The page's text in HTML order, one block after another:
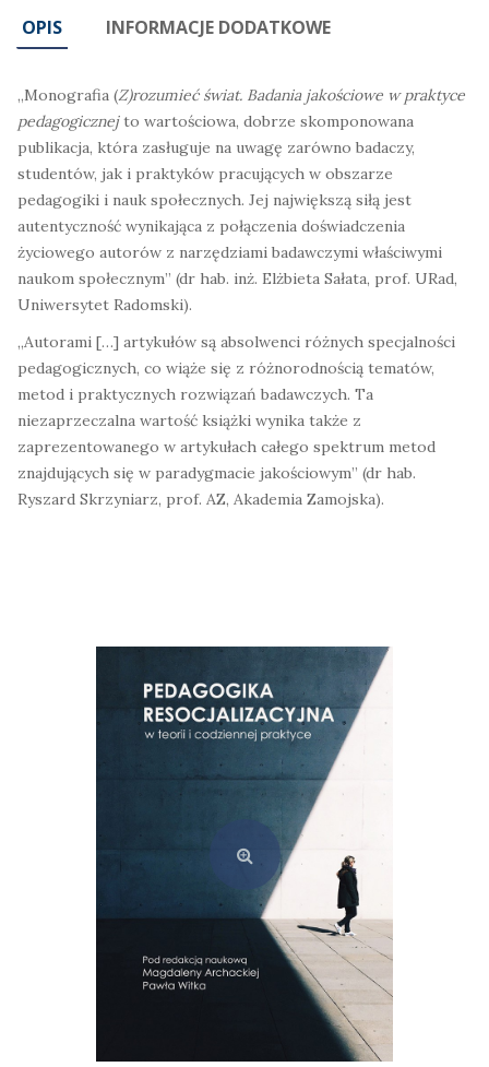
OPIS INFORMACJE DODATKOWE
„Monografia (Z)rozumieć świat. Badania jakościowe w praktyce
pedagogicznejto wartościowa, dobrze skomponowana
publikacja, która zasługuje na uwagę zarówno badaczy,
studentów, jak i praktyków pracujących w obszarze
pedagogiki i nauk społecznych. Jej największą siłą jest
autentyczność wynikająca z połączenia doświadczenia
życiowego autorów z narzędziami badawczymi właściwymi
naukom społecznym” (dr hab. inż. Elżbieta Sałata, prof. URad,
Uniwersytet Radomski).
„Autorami […] artykułów są absolwenci różnych specjalności
pedagogicznych, co wiąże się z różnorodnością tematów,
metod i praktycznych rozwiązań badawczych. Ta
niezaprzeczalna wartość książki wynika także z
zaprezentowanego w artykułach całego spektrum metod
znajdujących się w paradygmacie jakościowym” (dr hab.
Ryszard Skrzyniarz, prof. AZ, Akademia Zamojska).